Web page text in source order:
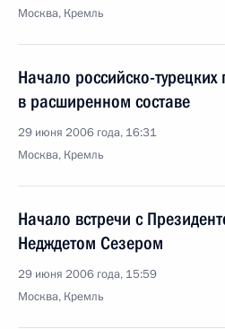
Москва, Кремль
Начало российско-турецких
в расширенном составе
29 июня 2006 года, 16:31
Москва, Кремль
Начало встречи с
Недждетом Сезером
29 июня 2006 года, 15:59
Москва, Кремль